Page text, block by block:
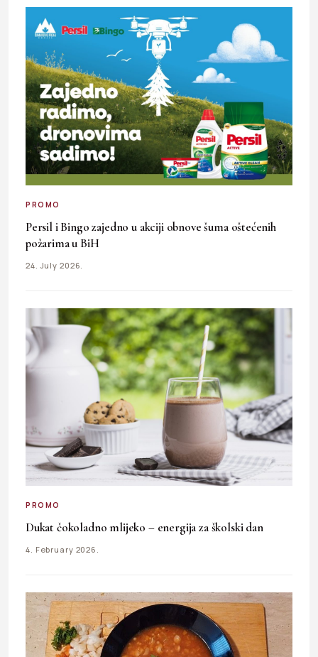
PROMO
Persil i Bingo zajedno u akciji obnove šuma oštećenih
požarima u BiH
24. July 2026.
PROMO
Dukat čokoladno mlijeko – energija za školski dan
4. February 2026.